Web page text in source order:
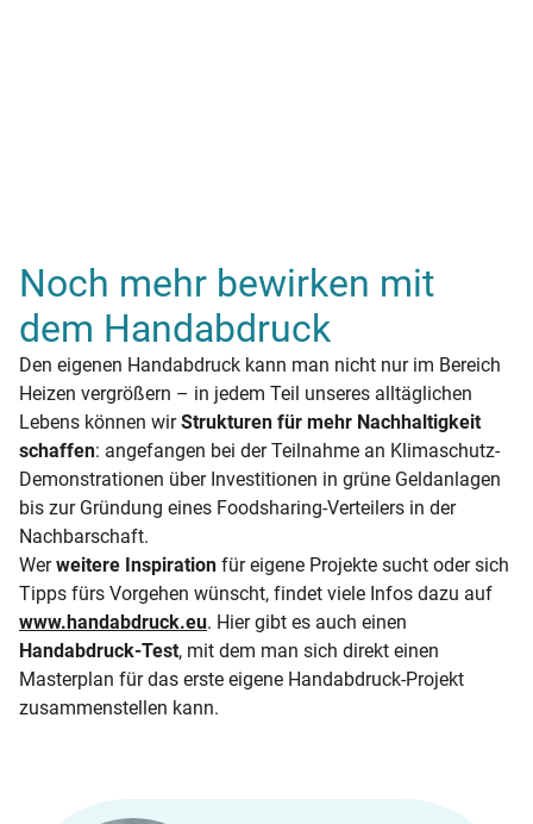
Noch mehr bewirken mit
dem Handabdruck
Den eigenen Handabdruck kann man nicht nur im Bereich
Heizen vergrößern – in jedem Teil unseres alltäglichen
Lebens können wirStrukturen für mehr Nachhaltigkeit
schaffen: angefangen bei der Teilnahme an Klimaschutz-
Demonstrationen über Investitionen in grüne Geldanlagen
bis zur Gründung eines Foodsharing-Verteilers in der
Nachbarschaft.
Werweitere Inspiration für eigene Projekte sucht oder sich
Tipps fürs Vorgehen wünscht, findet viele Infos dazu auf
www.handabdruck.eu. Hier gibt es auch einen
Handabdruck-Test, mit dem man sich direkt einen
Masterplan für das erste eigene Handabdruck-Projekt
zusammenstellen kann.